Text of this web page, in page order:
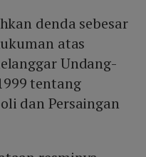
denda sebesar
atas
Undang-
tentang
dan Persaingan